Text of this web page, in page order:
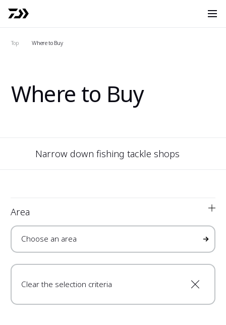
Top Where to Buy
Where to Buy
Narrow down fishing tackle shops
Area
Clear the selection criteria